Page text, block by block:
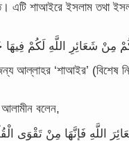
এটি শাআইরে ইসলাম তথা
مِنْ شَعَائِرِ اللَّهِ لَكُمْ فِيهَا
আল্লাহর ‘শাআইর’ (বিশেষ
বলেন,
اللَّهِ فَإِنَّهَا مِنْ تَقْوَى